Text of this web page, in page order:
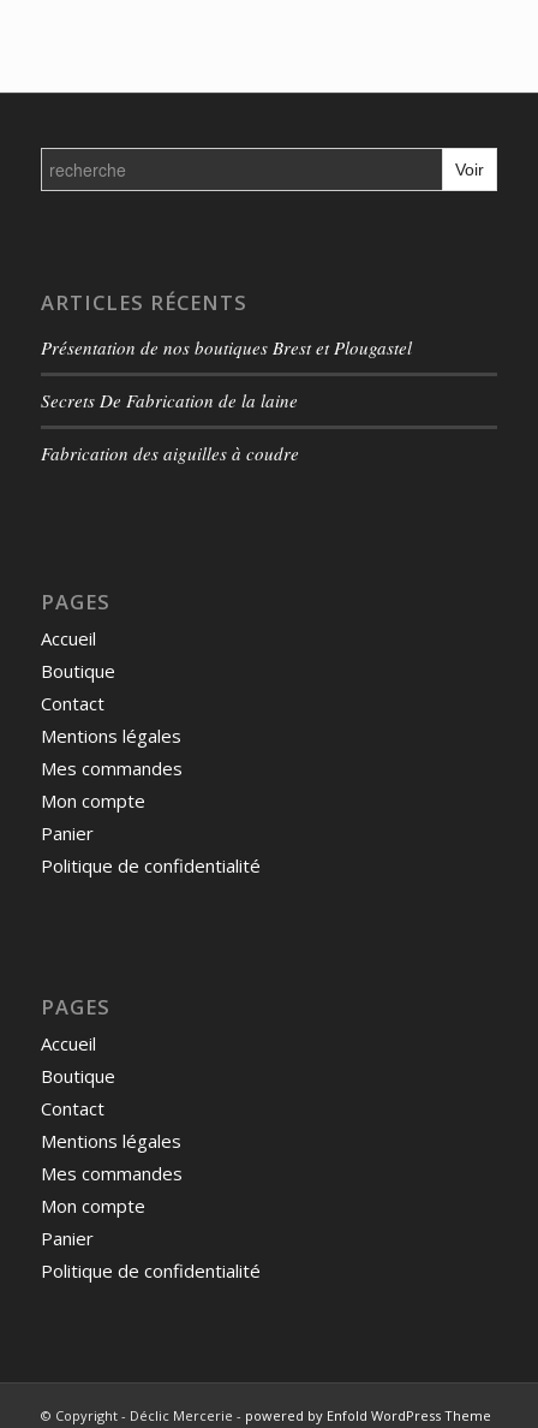
Search
for:
ARTICLES RÉCENTS
Présentation de nos boutiques Brest et Plougastel
Secrets De Fabrication de la laine
Fabrication des aiguilles à coudre
PAGES
Accueil
Boutique
Contact
Mentions légales
Mes commandes
Mon compte
Panier
Politique de confidentialité
PAGES
Accueil
Boutique
Contact
Mentions légales
Mes commandes
Mon compte
Panier
Politique de confidentialité
© Copyright - Déclic Mercerie - powered by Enfold WordPress Theme